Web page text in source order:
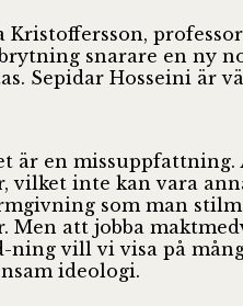
snarare en ny
Sepidar Hosseini är
är en
vilket inte kan vara
som man
Men att jobba
ning vill vi visa på
ideologi.